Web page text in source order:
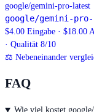
google/gemini-pro-latest
google/gemini-
$4.00 Eingabe · $18.00
· Qualität 8/10
⚖ Nebeneinander
FAQ
Wie viel kostet